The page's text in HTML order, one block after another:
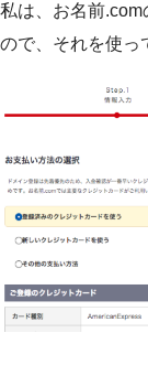
私は、お名前
ので、それを使っ